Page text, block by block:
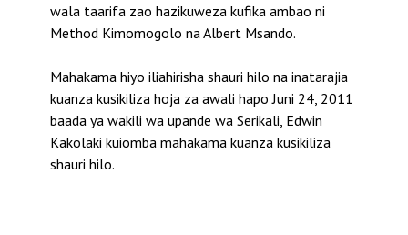
wala taarifa zao hazikuweza kufika ambao ni
Method Kimomogolo na Albert Msando.
Mahakama hiyo iliahirisha shauri hilo na inatarajia
kuanza kusikiliza hoja za awali hapo Juni 24, 2011
baada ya wakili wa upande wa Serikali, Edwin
Kakolaki kuiomba mahakama kuanza kusikiliza
shauri hilo.